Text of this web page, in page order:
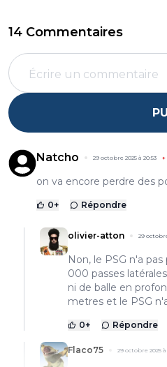
14 Commentaires
Natcho 29 octobre 2025 à 20:53 +
on va encore perdre des
0+ Répondre
olivier-atton 29
Non, le PSG n'a
000 passes
ni de balle en
metres et le PSG
0+ Répondre
Flaco75 29 octobre 2025 à